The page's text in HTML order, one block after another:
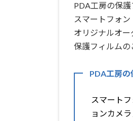
PDA工房の保
スマートフォン
オリジナルオー
保護フィルム
PDA工房
スマート
ョンカメ